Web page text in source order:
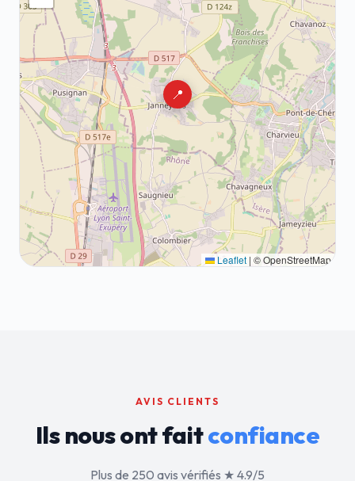
📍
Leaflet | © OpenStreetMap
AVIS CLIENTS
Ils nous ont faitconfiance
Plus de 250 avis vérifiés ★ 4.9/5